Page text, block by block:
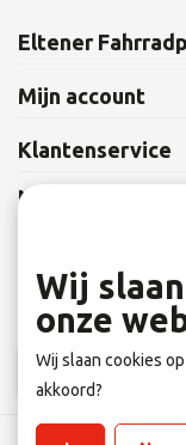
Eltener
Mijn account
Klantenservice
Nieuwsbrief
Abonneer je op onze
Abonneer
Wij
onze
Wij slaan cookies
akkoord?